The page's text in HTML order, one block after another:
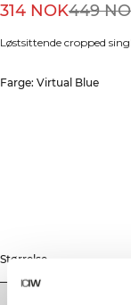
314 NOK449
Løstsittende cropped
Farge: Virtual Blue
Størrelse